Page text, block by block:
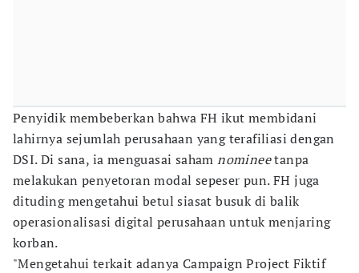
Penyidik membeberkan bahwa FH ikut membidani
lahirnya sejumlah perusahaan yang terafiliasi dengan
DSI. Di sana, ia menguasai sahamnomineetanpa
melakukan penyetoran modal sepeser pun. FH juga
dituding mengetahui betul siasat busuk di balik
operasionalisasi digital perusahaan untuk menjaring
korban.
"Mengetahui terkait adanya Campaign Project Fiktif